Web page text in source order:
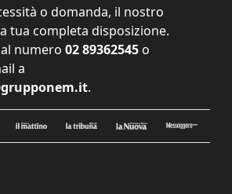
o domanda, il nostro
tua completa disposizione.
numero 02 89362545 o
a
.